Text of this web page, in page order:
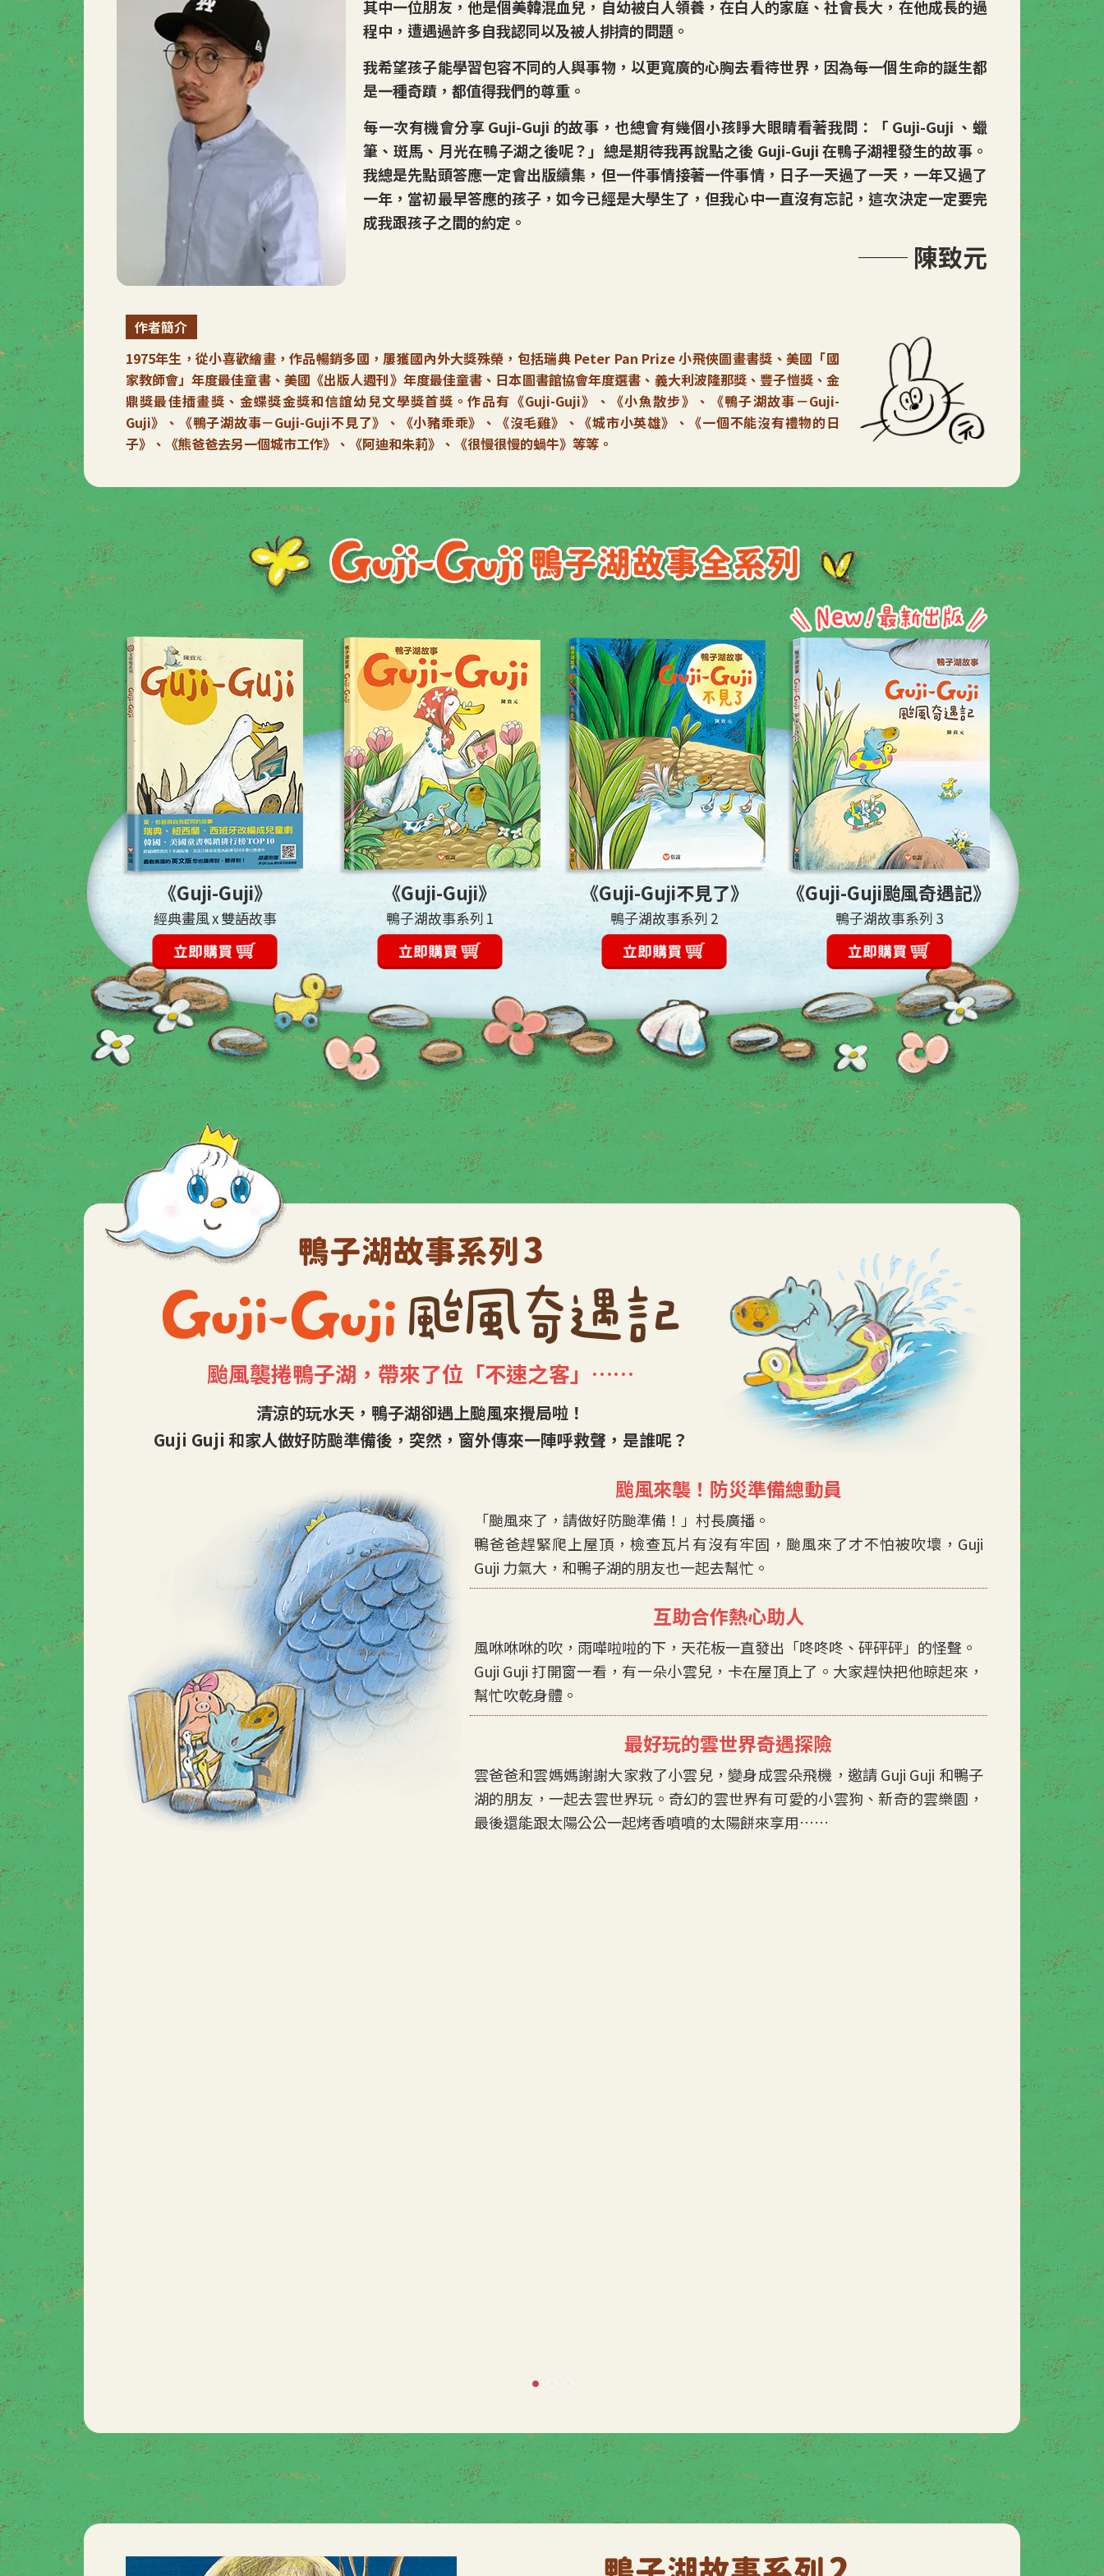
其中一位朋友，他是個美韓混血兒，自幼被白人領養，在白人的家庭、社會長大，在他成長的過
程中，遭遇過許多自我認同以及被人排擠的問題。
我希望孩子能學習包容不同的人與事物，以更寬廣的心胸去看待世界，因為每一個生命的誕生都
是一種奇蹟，都值得我們的尊重。
每一次有機會分享 Guji-Guji 的故事，也總會有幾個小孩睜大眼睛看著我問：「 Guji-Guji 、蠟
筆、斑馬、月光在鴨子湖之後呢？」總是期待我再說點之後 Guji-Guji 在鴨子湖裡發生的故事。
我總是先點頭答應一定會出版續集，但一件事情接著一件事情，日子一天過了一天，一年又過了
一年，當初最早答應的孩子，如今已經是大學生了，但我心中一直沒有忘記，這次決定一定要完
成我跟孩子之間的約定。
── 陳致元
作者簡介
1975年生，從小喜歡繪畫，作品暢銷多國，屢獲國內外大獎殊榮，包括瑞典 Peter Pan Prize 小飛俠圖畫書獎、美國「國
家教師會」年度最佳童書、美國《出版人週刊》年度最佳童書、日本圖書館協會年度選書、義大利波隆那獎、豐子愷獎、金
鼎獎最佳插畫獎、金蝶獎金獎和信誼幼兒文學獎首獎。作品有《Guji-Guji》、《小魚散步》、《鴨子湖故事－Guji-
Guji》、《鴨子湖故事－Guji-Guji不見了》、《小豬乖乖》、《沒毛雞》、《城市小英雄》、《一個不能沒有禮物的日
子》、《熊爸爸去另一個城市工作》、《阿迪和朱莉》、《很慢很慢的蝸牛》等等。
《Guji-Guji》
經典畫風 x 雙語故事
《Guji-Guji》
鴨子湖故事系列 1
《Guji-Guji不見了》
鴨子湖故事系列 2
《Guji-Guji颱風奇遇記》
鴨子湖故事系列 3
颱風襲捲鴨子湖，帶來了位「不速之客」……
清涼的玩水天，鴨子湖卻遇上颱風來攪局啦！
Guji Guji 和家人做好防颱準備後，突然，窗外傳來一陣呼救聲，是誰呢？
颱風來襲！防災準備總動員
「颱風來了，請做好防颱準備！」村長廣播。
鴨爸爸趕緊爬上屋頂，檢查瓦片有沒有牢固，颱風來了才不怕被吹壞，Guji
Guji 力氣大，和鴨子湖的朋友也一起去幫忙。
互助合作熱心助人
風咻咻咻的吹，雨嘩啦啦的下，天花板一直發出「咚咚咚、砰砰砰」的怪聲。
Guji Guji 打開窗一看，有一朵小雲兒，卡在屋頂上了。大家趕快把他晾起來，
幫忙吹乾身體。
最好玩的雲世界奇遇探險
雲爸爸和雲媽媽謝謝大家救了小雲兒，變身成雲朵飛機，邀請 Guji Guji 和鴨子
湖的朋友，一起去雲世界玩。奇幻的雲世界有可愛的小雲狗、新奇的雲樂園，
最後還能跟太陽公公一起烤香噴噴的太陽餅來享用……